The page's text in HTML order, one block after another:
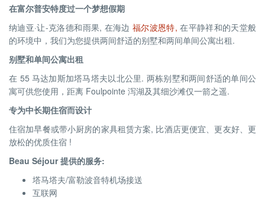
在富尔普安特度过一个梦想假期
纳迪亚·让-克洛德和雨果, 在海边福尔波恩特, 在平静祥和的天堂般
的环境中，我们为您提供两间舒适的别墅和两间单间公寓出租.
别墅和单间公寓出租
在 55 马达加斯加塔马塔夫以北公里. 两栋别墅和两间舒适的单间公
寓可供您使用，距离 Foulpointe 泻湖及其细沙滩仅一箭之遥.
专为中长期住宿而设计
住宿加早餐或带小厨房的家具租赁方案, 比酒店更便宜、更友好、更
放松的优质住宿 !
Beau Séjour 提供的服务:
塔马塔夫/富勒波音特机场接送
互联网